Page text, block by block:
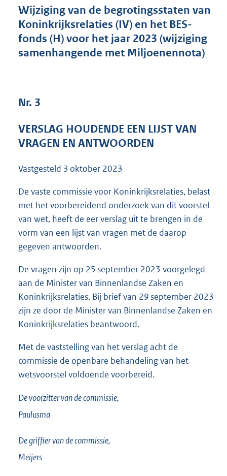
d
s
g
r
o
o
K
b
Wijziging van de begrotingsstaten van
Koninkrijksrelaties (IV) en het BES-
fonds (H) voor het jaar 2023 (wijziging
samenhangende met Miljoenennota)
Nr. 3
VERSLAG HOUDENDE EEN LIJST VAN
VRAGEN EN ANTWOORDEN
Vastgesteld 3 oktober 2023
De vaste commissie voor Koninkrijksrelaties, belast
met het voorbereidend onderzoek van dit voorstel
van wet, heeft de eer verslag uit te brengen in de
vorm van een lijst van vragen met de daarop
gegeven antwoorden.
De vragen zijn op 25 september 2023 voorgelegd
aan de Minister van Binnenlandse Zaken en
Koninkrijksrelaties. Bij brief van 29 september 2023
zijn ze door de Minister van Binnenlandse Zaken en
Koninkrijksrelaties beantwoord.
Met de vaststelling van het verslag acht de
commissie de openbare behandeling van het
wetsvoorstel voldoende voorbereid.
De voorzitter van de commissie,
Paulusma
De griffier van de commissie,
Meijers